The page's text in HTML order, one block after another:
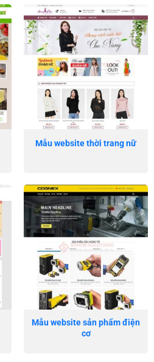
Mẫu website thời trang nữ
Mẫu website sản phẩm điện
cơ